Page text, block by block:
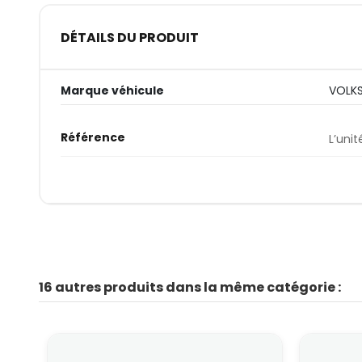
DÉTAILS DU PRODUIT
Marque véhicule
Référence
16 autres produits dans la même catégorie :